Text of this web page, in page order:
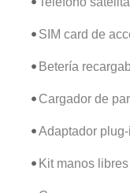
SIM card de
Betería
Cargador de
Adaptador
Kit manos